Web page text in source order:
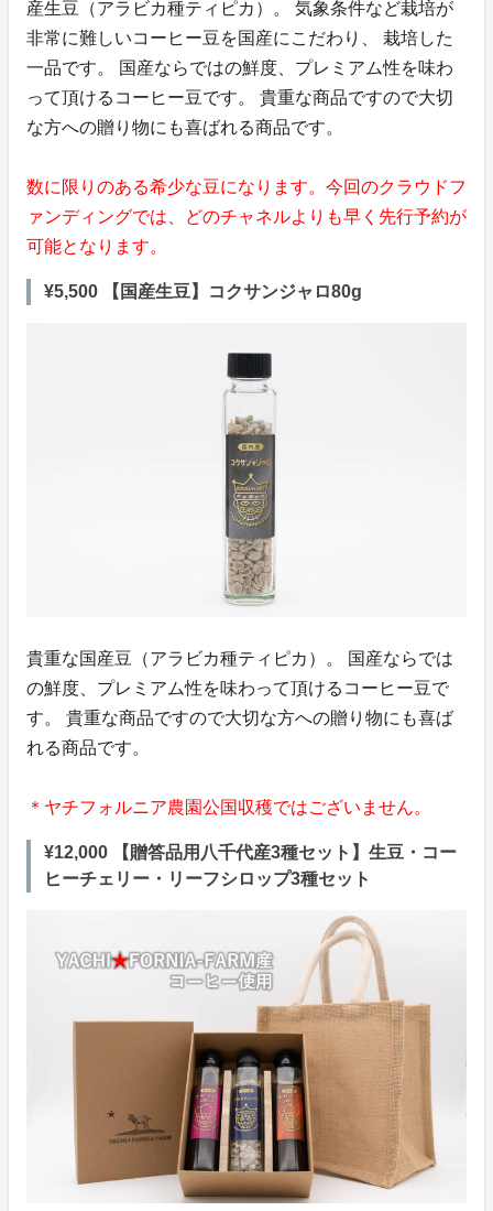
産生豆（アラビカ種ティピカ）。 気象条件など栽培が
非常に難しいコーヒー豆を国産にこだわり、 栽培した
一品です。 国産ならではの鮮度、プレミアム性を味わ
って頂けるコーヒー豆です。 貴重な商品ですので大切
な方への贈り物にも喜ばれる商品です。
数に限りのある希少な豆になります。今回のクラウドフ
ァンディングでは、どのチャネルよりも早く先行予約が
可能となります。
¥5,500 【国産生豆】コクサンジャロ80g
貴重な国産豆（アラビカ種ティピカ）。 国産ならでは
の鮮度、プレミアム性を味わって頂けるコーヒー豆で
す。 貴重な商品ですので大切な方への贈り物にも喜ば
れる商品です。
＊ヤチフォルニア農園公国収穫ではございません。
¥12,000 【贈答品用八千代産3種セット】生豆・コー
ヒーチェリー・リーフシロップ3種セット